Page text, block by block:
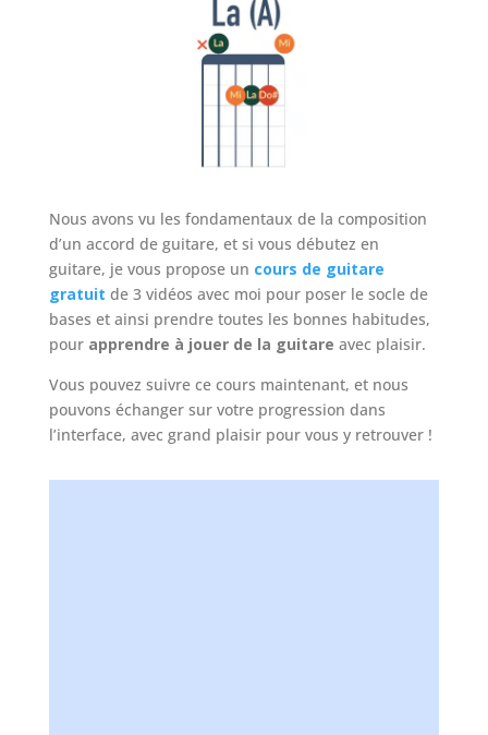
Nous avons vu les fondamentaux de la composition
d’un accord de guitare, et si vous débutez en
guitare, je vous propose un cours de guitare
gratuit de 3 vidéos avec moi pour poser le socle de
bases et ainsi prendre toutes les bonnes habitudes,
pour apprendre à jouer de la guitare avec plaisir.
Vous pouvez suivre ce cours maintenant, et nous
pouvons échanger sur votre progression dans
l’interface, avec grand plaisir pour vous y retrouver !